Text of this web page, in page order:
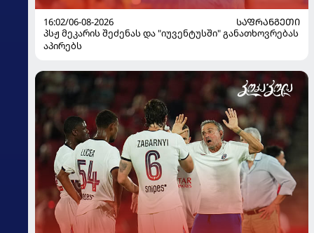
16:02/06-08-2026
ᲡᲐᲤᲠᲐᲜᲒᲔᲗᲘ
პსჟ მეკარის შეძენას და "იუვენტუსში" განათხოვრებას
აპირებს